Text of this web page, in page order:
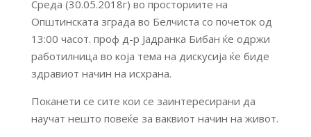
Среда (30.05.2018г) во просториите на
Општинската зграда во Белчиста со почеток од
13:00 часот. проф д-р Јадранка Бибан ќе одржи
работилница во која тема на дискусија ќе биде
здравиот начин на исхрана.
Поканети се сите кои се заинтересирани да
научат нешто повеќе за ваквиот начин на живот.